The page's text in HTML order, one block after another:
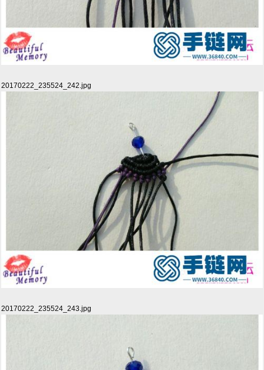
20170222_235524_242.jpg
20170222_235524_243.jpg